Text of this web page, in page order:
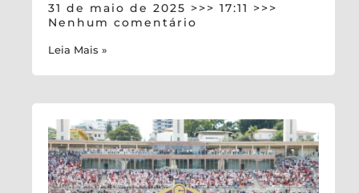
31 de maio de 2025
17:11
Nenhum comentário
Leia Mais »